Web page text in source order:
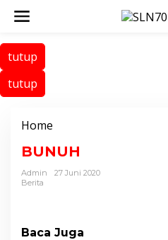
a
t
i
k
tutup
tutup
Home
m
p
n
BUNUH
Admin
27 Juni 2020
Berita
Baca Juga